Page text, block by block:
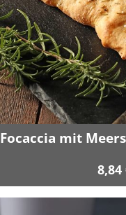
Focaccia mit
8,84